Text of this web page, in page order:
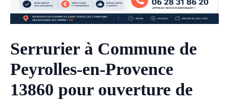
Serrurier à Commune de
Peyrolles-en-Provence
13860 pour ouverture de